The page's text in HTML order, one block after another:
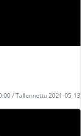
/ Tallennettu 2021-05-13